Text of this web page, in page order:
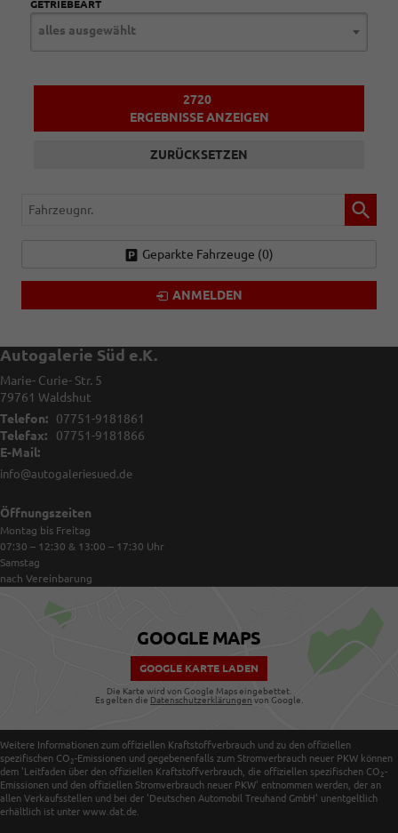
GETRIEBEART
alles ausgewählt
2720
ERGEBNISSE ANZEIGEN
ZURÜCKSETZEN
Fahrzeugnr.
Geparkte Fahrzeuge (0)
ANMELDEN
Autogalerie Süd e.K.
Marie- Curie- Str. 5
79761 Waldshut
Telefon:
07751-9181861
Telefax:
07751-9181866
E-Mail:
info@autogaleriesued.de
Öffnungszeiten
Montag bis Freitag
07:30 – 12:30 & 13:00 – 17:30 Uhr
Samstag
nach Vereinbarung
GOOGLE MAPS
GOOGLE KARTE LADEN
Die Karte wird von Google Maps eingebettet.
Es gelten die Datenschutzerklärungen von Google.
Weitere Informationen zum offiziellen Kraftstoffverbrauch und zu den offiziellen
spezifischen CO 2-Emissionen und gegebenenfalls zum Stromverbrauch neuer PKW können
dem 'Leitfaden über den offiziellen Kraftstoffverbrauch, die offiziellen spezifischen CO 2-
Emissionen und den offiziellen Stromverbrauch neuer PKW' entnommen werden, der an
allen Verkaufsstellen und bei der 'Deutschen Automobil Treuhand GmbH' unentgeltlich
erhältlich ist unter www.dat.de.